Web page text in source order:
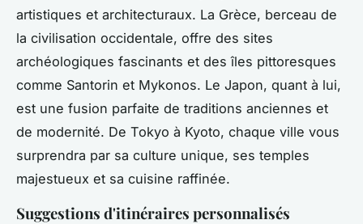
artistiques et architecturaux. La Grèce, berceau de
la civilisation occidentale, offre des sites
archéologiques fascinants et des îles pittoresques
comme Santorin et Mykonos. Le Japon, quant à lui,
est une fusion parfaite de traditions anciennes et
de modernité. De Tokyo à Kyoto, chaque ville vous
surprendra par sa culture unique, ses temples
majestueux et sa cuisine raffinée.
Suggestions d'itinéraires personnalisés